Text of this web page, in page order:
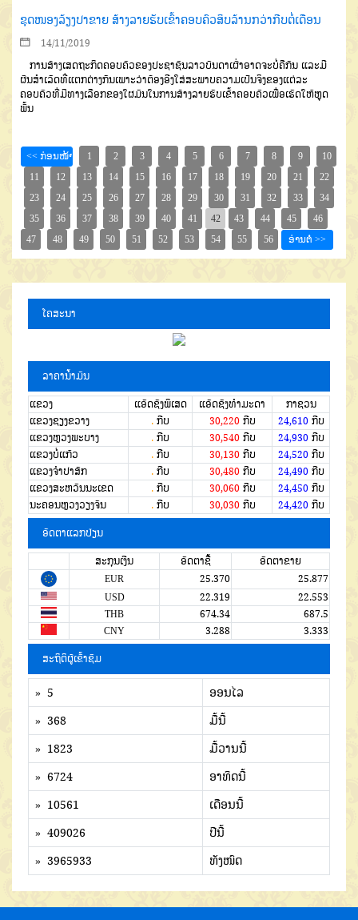
ຂຸດໜອງລ້ຽງປາຂາຍ ສ້າງລາຍຮັບເຂົ້າຄອບຄົວສິບລ້ານກວ່າກີບຕໍ່ເດືອນ
14/11/2019
ການສ້າງເສດຖະກິດຄອບຄົວຂອງປະຊາຊົນລາວບັນດາເຜົ່າອາດຈະບໍ່ຄືກັນ ແລະມີ
ຜົນສຳເລັດທີ່ແຕກຕ່າງກັນເພາະວ່າຕ້ອງອີງໃສ່ສະພາບຄວາມເປັນຈິງຂອງແຕ່ລະ
ຄອບຄົວທີ່ມີທາງເລືອກຂອງໃຜມັນໃນການສ້າງລາຍຮັບເຂົ້າຄອບຄົວເພື່ອເຮັດໃຫ້ຫຼຸດ
ພົ້ນ
ໂຄສະນາ
ລາຄານໍ້າມັນ
ແຂວງ ແອັດຊັງພິເສດ ແອັດຊັງທຳມະດາ
ກາຊວນ
ແຂວງຊຽງຂວາງ
. ກີບ 30,220ກີບ 24,610ກີບ
ແຂວງຫຼວງພະບາງ
. ກີບ 30,540ກີບ 24,930ກີບ
ແຂວງບໍ່ແກ້ວ
. ກີບ 30,130ກີບ 24,520ກີບ
ແຂວງຈໍາປາສັກ
. ກີບ 30,480ກີບ 24,490ກີບ
ແຂວງສະຫວັນນະເຂດ
. ກີບ 30,060ກີບ 24,450ກີບ
ນະຄອນຫຼວງວຽງຈັນ
. ກີບ 30,030ກີບ 24,420ກີບ
ອັດຕາແລກປ່ຽນ
ສະກຸນເງີນ ອັດຕາຊື້
ອັດຕາຂາຍ
EUR
25.370
25.877
USD
22.319
22.553
THB
674.34
687.5
CNY
3.288 3.333
ສະຖິຕິຜູ້ເຂົ້າຊົມ
» 5
ອອນໄລ
» 368
ມື້ນີ້
» 1823
ມື້ວານນີ້
» 6724
ອາທິດນີ້
» 10561
ເດືອນນີ້
» 409026
ປີນີ້
» 3965933
ທັງໜົດ